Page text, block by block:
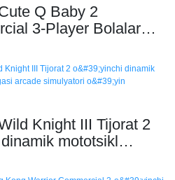
Q Baby 2
3-Player Bolalar
Sovrin Tarqatgichlari
Knight III Tijorat 2
mototsikl